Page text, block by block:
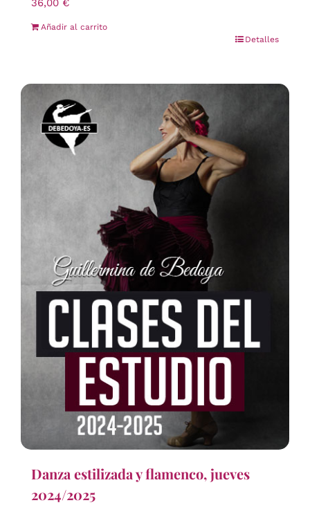
36,00 €
Añadir al carrito
Detalles
Danza estilizada y flamenco, jueves
2024/2025